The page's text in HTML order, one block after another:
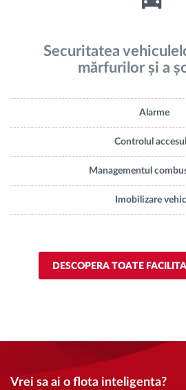
Securitatea
mărfurilor și a
Alarme
Controlul
Managementul
Imobilizare
DESCOPERA TOATE
Vrei sa ai o flota inteligenta?